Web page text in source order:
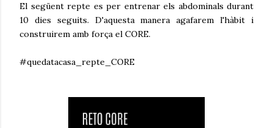
El següent repte es per entrenar els abdominals durant
10 dies seguits. D'aquesta manera agafarem l'hàbit i
construirem amb força el CORE.
#quedatacasa_repte_CORE